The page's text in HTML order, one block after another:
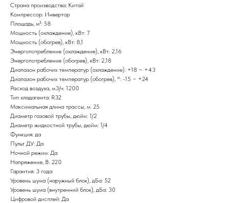
Страна производства: Китай
Компрессор: Инвертор
Площадь, м²: 58
Мощность (охлаждение), кВт: 7
Мощность (обогрев), кВт: 8,1
Энергопотребление (охлаждение), кВт: 2,16
Энергопотребление (обогрев), кВт: 2,18
Диапазон рабочих температур (охлаждение): +18 ~ +43
Диапазон рабочих температур (обогрев), °: -15 ~ +24
Расход воздуха, м3/ч: 1200
Тип хладагента: R32
Максимальная длина трассы, м: 25
Диаметр газовой трубы, дюйм: 1/2
Диаметр жидкостной трубы, дюйм: 1/4
Функция: да
Пульт ДУ: Да
Ночной режим: Да
Напряжение, В: 220
Гарантия: 3 года
Уровень шума (наружный блок), дБа: 52
Уровень шума (внутренний блок), дБа: 30
Цифровой дисплей: Да